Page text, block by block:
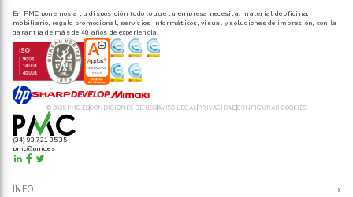
En PMC ponemos a tu disposición todo lo que tu empresa necesita: material de oficina,
mobiliario, regalo promocional, servicios informáticos, visual y soluciones de impresión, con la
garantía de más de 40 años de experiencia.
© 2025 PMC.ESCONDICIONES DE USO AVISO LEGAL PRIVACIDADCONFIGURAR COOKIES
(34) 93 721 35 35
pmc@pmc.es
INFO ›